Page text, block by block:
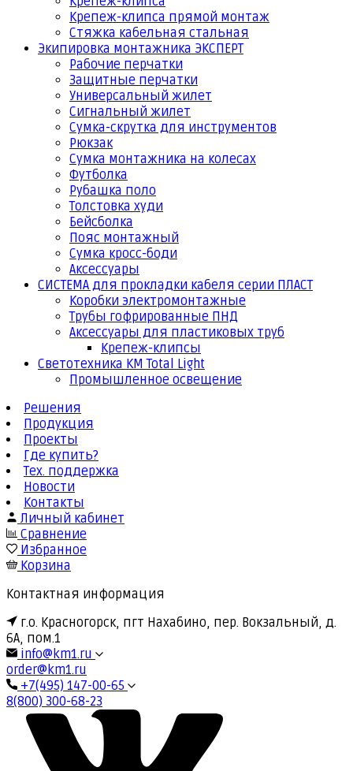
Крепеж-клипса прямой монтаж
Стяжка кабельная стальная
Экипировка монтажника ЭКСПЕРТ
Рабочие перчатки
Защитные перчатки
Универсальный жилет
Сигнальный жилет
Сумка-скрутка для инструментов
Рюкзак
Сумка монтажника на колесах
Футболка
Рубашка поло
Толстовка худи
Бейсболка
Пояс монтажный
Сумка кросс-боди
Аксессуары
СИСТЕМА для прокладки кабеля серии ПЛАСТ
Коробки электромонтажные
Трубы гофрированные ПНД
Аксессуары для пластиковых труб
Крепеж-клипсы
Светотехника КМ Total Light
Промышленное освещение
Решения
Продукция
Проекты
Где купить?
Тех. поддержка
Новости
Контакты
Личный кабинет
Сравнение
Избранное
Корзина
Контактная информация
г.о. Красногорск, пгт Нахабино, пер. Вокзальный, д.
6А, пом.1
info@km1.ru
order@km1.ru
+7(495) 147-00-65
8(800) 300-68-23